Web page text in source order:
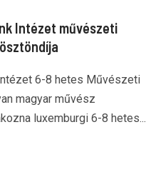
Intézet művészeti
6-8 hetes Művészeti
magyar művész
luxemburgi 6-8 hetes...